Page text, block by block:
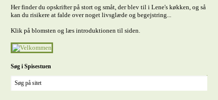
Her finder du opskrifter på stort og småt, der blev til i Lene's køkken, og så
kan du risikere at falde over noget livsglæde og begejstring...
Klik på blomsten og læs introduktionen til siden.
Søg i Spisestuen